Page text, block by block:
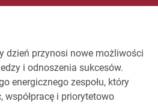
dzień przynosi nowe możliwości
i odnoszenia sukcesów.
energicznego zespołu, który
i priorytetowo